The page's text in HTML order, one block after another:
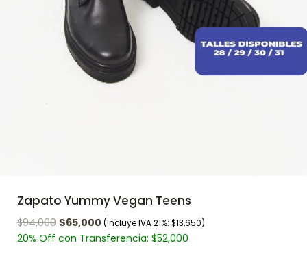
Zapato Yummy Vegan Teens
$94,000 $65,000 (Incluye IVA 21%: $13,650)
20% Off con Transferencia: $52,000